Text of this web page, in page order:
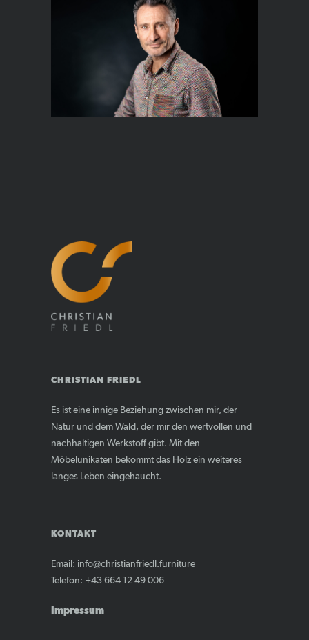
CHRISTIAN FRIEDL
Es ist eine innige Beziehung zwischen mir, der
Natur und dem Wald, der mir den wertvollen und
nachhaltigen Werkstoff gibt. Mit den
Möbelunikaten bekommt das Holz ein weiteres
langes Leben eingehaucht.
KONTAKT
Email: info@christianfriedl.furniture
Telefon: +43 664 12 49 006
Impressum